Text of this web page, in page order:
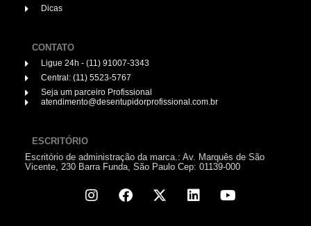
Dicas
CONTATO
Ligue 24h - (11) 91007-3343
Central: (11) 5523-5767
Seja um parceiro Profissional
atendimento@desentupidorprofissional.com.br
ESCRITÓRIO
Escritório de administração da marca.: Av. Marquês de São
Vicente, 230 Barra Funda, São Paulo Cep: 01139-000